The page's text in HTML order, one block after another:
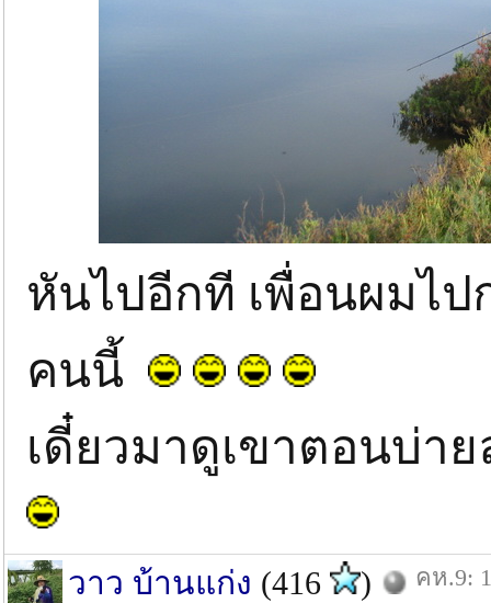
หันไปอีกที เพื่อนผมไ
คนนี้
เดี๋ยวมาดูเขาตอนบ่า
วาว บ้านแก่ง (416 ) คห.9: